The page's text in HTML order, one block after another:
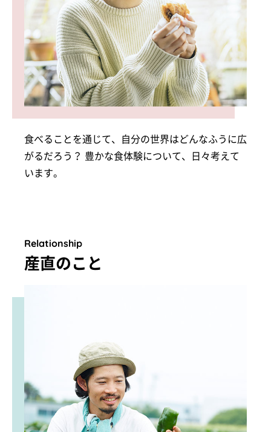
食べることを通じて、自分の世界はどんなふうに広
がるだろう？ 豊かな食体験について、日々考えて
います。
Relationship
産直のこと